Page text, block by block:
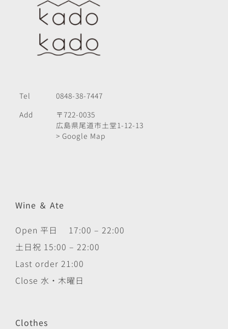
Tel
0848-38-7447
Add
〒722-0035
広島県尾道市土堂1-12-13
> Google Map
Wine ＆ Ate
Open 平日 17:00 – 22:00
土日祝 15:00 – 22:00
Last order 21:00
Close 水・木曜日
Clothes